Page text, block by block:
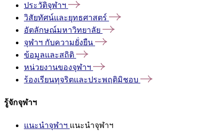
ประวัติจุฬาฯ
วิสัยทัศน์และยุทธศาสตร์
อัตลักษณ์มหาวิทยาลัย
จุฬาฯ กับความยั่งยืน
ข้อมูลและสถิติ
หน่วยงานของจุฬาฯ
ร้องเรียนทุจริตและประพฤติมิชอบ
รู้จักจุฬาฯ
แนะนำจุฬาฯ แนะนำจุฬาฯ